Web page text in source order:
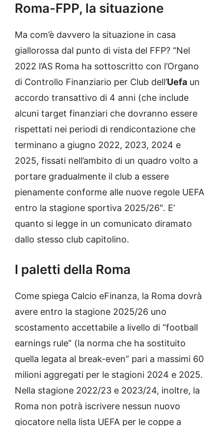
Roma-FPP, la situazione
Ma com’è davvero la situazione in casa
giallorossa dal punto di vista del FFP? “Nel
2022 l’AS Roma ha sottoscritto con l’Organo
di Controllo Finanziario per Club dell’Uefa un
accordo transattivo di 4 anni (che include
alcuni target finanziari che dovranno essere
rispettati nei periodi di rendicontazione che
terminano a giugno 2022, 2023, 2024 e
2025, fissati nell’ambito di un quadro volto a
portare gradualmente il club a essere
pienamente conforme alle nuove regole UEFA
entro la stagione sportiva 2025/26″. E’
quanto si legge in un comunicato diramato
dallo stesso club capitolino.
I paletti della Roma
Come spiega Calcio eFinanza, la Roma dovrà
avere entro la stagione 2025/26 uno
scostamento accettabile a livello di “football
earnings rule” (la norma che ha sostituito
quella legata al break-even” pari a massimi 60
milioni aggregati per le stagioni 2024 e 2025.
Nella stagione 2022/23 e 2023/24, inoltre, la
Roma non potrà iscrivere nessun nuovo
giocatore nella lista UEFA per le coppe a